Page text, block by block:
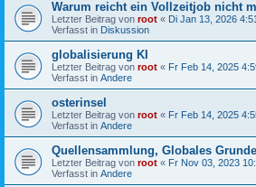
Warum reicht ein Vollzeitjob nicht
Letzter Beitrag von root « Di Jan 13, 2026
Verfasst in Diskussion
globalisierung KI
Letzter Beitrag von root « Fr Feb 14, 2025
Verfasst in Andere
osterinsel
Letzter Beitrag von root « Fr Feb 14, 2025
Verfasst in Andere
Quellensammlung, Globales
Letzter Beitrag von root « Fr Nov 03, 2023
Verfasst in Andere